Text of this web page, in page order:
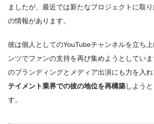
ましたが、最近では新たなプロジェクトに取
の情報があります。
彼は個人としてのYouTubeチャンネルを立ち
ンツでファンの支持を再び集めようとしてい
のブランディングとメディア出演にも力を入れ
テイメント業界での彼の地位を再構築しよう
す。